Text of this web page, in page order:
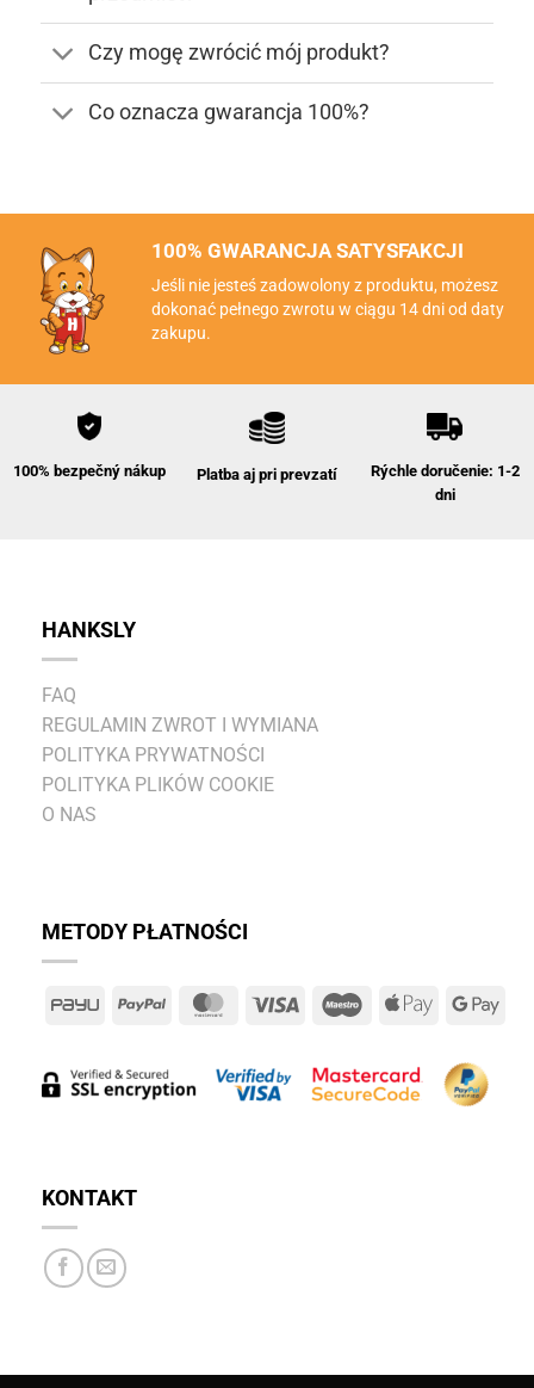
Czy mogę zwrócić mój produkt?
Co oznacza gwarancja 100%?
100% GWARANCJA SATYSFAKCJI
Jeśli nie jesteś zadowolony z produktu, możesz
dokonać pełnego zwrotu w ciągu 14 dni od daty
zakupu.
100% bezpečný nákup Platba aj pri prevzatí
Rýchle doručenie: 1-2
dni
HANKSLY
FAQ
REGULAMIN ZWROT I WYMIANA
POLITYKA PRYWATNOŚCI
POLITYKA PLIKÓW COOKIE
O NAS
METODY PŁATNOŚCI
PayU PayPal MasterCard
Visa MaestroApple
KONTAKT